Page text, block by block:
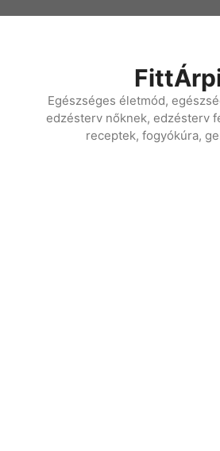
Egészséges életmód,
edzésterv nőknek, edzésterv
receptek, fogyókúra,